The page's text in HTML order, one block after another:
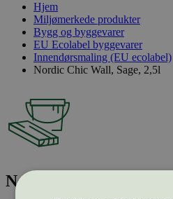
Hjem
Miljømerkede produkter
Bygg og byggevarer
EU Ecolabel byggevarer
Innendørsmaling (EU ecolabel)
Nordic Chic Wall, Sage, 2,5l
Nordic Chic Wall, Sage,